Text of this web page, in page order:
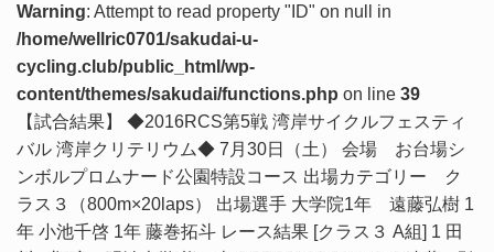
Warning: Attempt to read property "ID" on null in
/home/wellric0701/sakudai-u-
cycling.club/public_html/wp-
content/themes/sakudai/functions.php on line 39
【試合結果】 ◆2016RCS第5戦 湾岸サイクルフェスティ
バル 湾岸クリテリウム◆ 7月30日（土） 会場 お台場シ
ンボルプロムナード公園特設コース 出場カテゴリー ク
ラス３（800m×20laps） 出場選手 大学院1年 遠藤弘樹 1
年 小池千啓 1年 藤巻拓斗 レース結果 [クラス３ A組] 1 田